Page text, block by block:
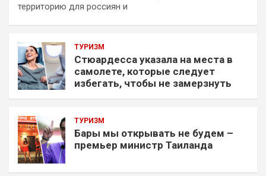
территорию для россиян и
ТУРИЗМ
Стюардесса указала на места в
самолете, которые следует
избегать, чтобы не замерзнуть
ТУРИЗМ
Бары мы открывать не будем –
премьер министр Таиланда